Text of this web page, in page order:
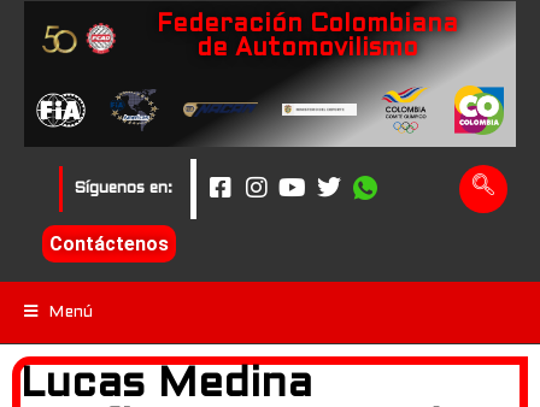
Federación Colombiana
de Automovilismo
Síguenos en:
Contáctenos
Menú
Lucas Medina